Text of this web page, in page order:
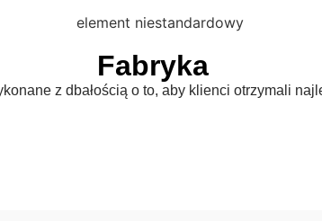
Fabryka
z dbałością o to, aby klienci otrzymali